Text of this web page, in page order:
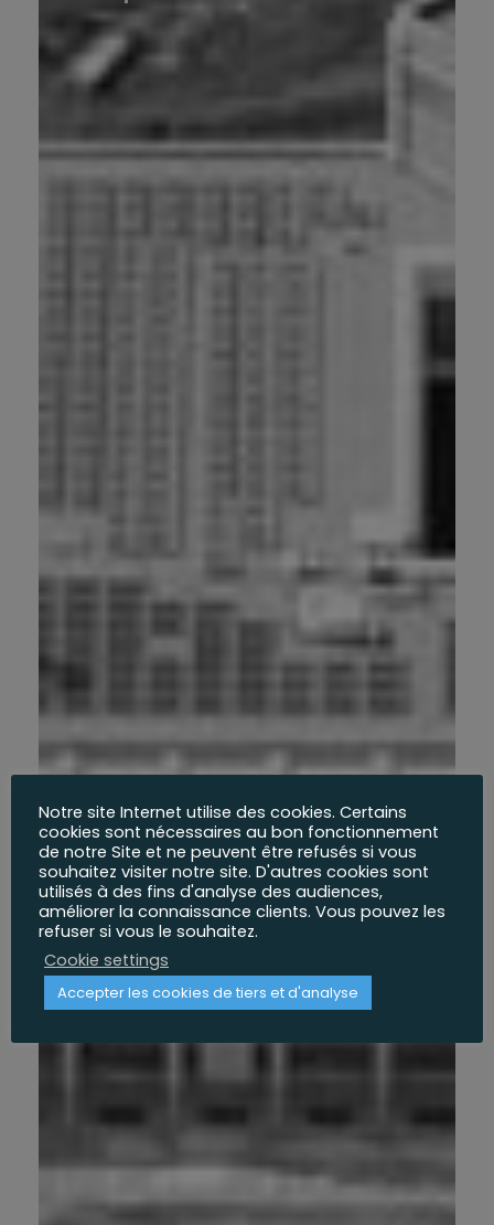
Notre site Internet utilise des cookies. Certains
cookies sont nécessaires au bon fonctionnement
de notre Site et ne peuvent être refusés si vous
souhaitez visiter notre site. D'autres cookies sont
utilisés à des fins d'analyse des audiences,
améliorer la connaissance clients. Vous pouvez les
refuser si vous le souhaitez.
Cookie settings
Accepter les cookies de tiers et d'analyse